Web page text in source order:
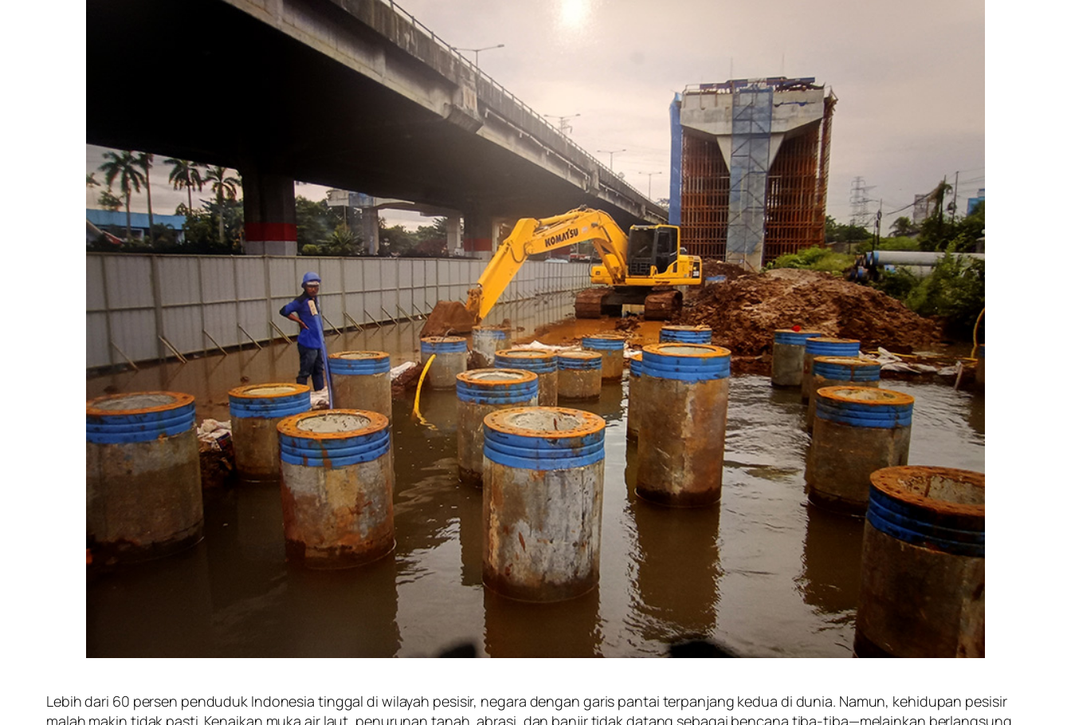
Lebih dari 60 persen penduduk Indonesia tinggal di wilayah pesisir, negara dengan garis pantai terpanjang kedua di dunia. Namun, kehidupan pesisir
malah makin tidak pasti. Kenaikan muka air laut, penurunan tanah, abrasi, dan banjir tidak datang sebagai bencana tiba-tiba—melainkan berlangsung